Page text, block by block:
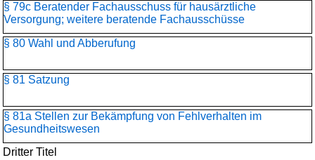
§ 79c Beratender Fachausschuss für hausärztliche
Versorgung; weitere beratende Fachausschüsse
§ 80 Wahl und Abberufung
§ 81 Satzung
§ 81a Stellen zur Bekämpfung von Fehlverhalten im
Gesundheitswesen
Dritter Titel